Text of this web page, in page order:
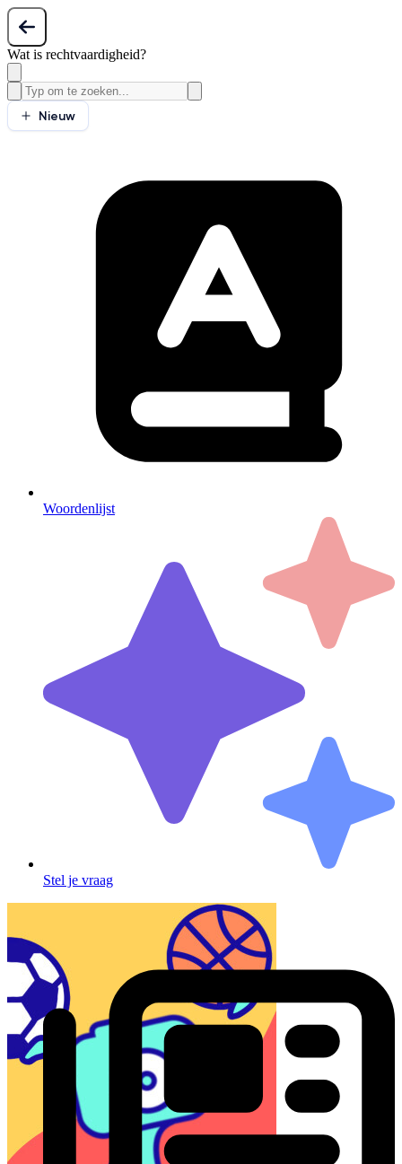
Wat is rechtvaardigheid?
Nieuw
Woordenlijst
Stel je vraag